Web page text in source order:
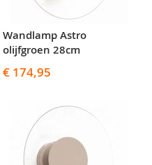
Wandlamp Astro
olijfgroen 28cm
€ 174,95